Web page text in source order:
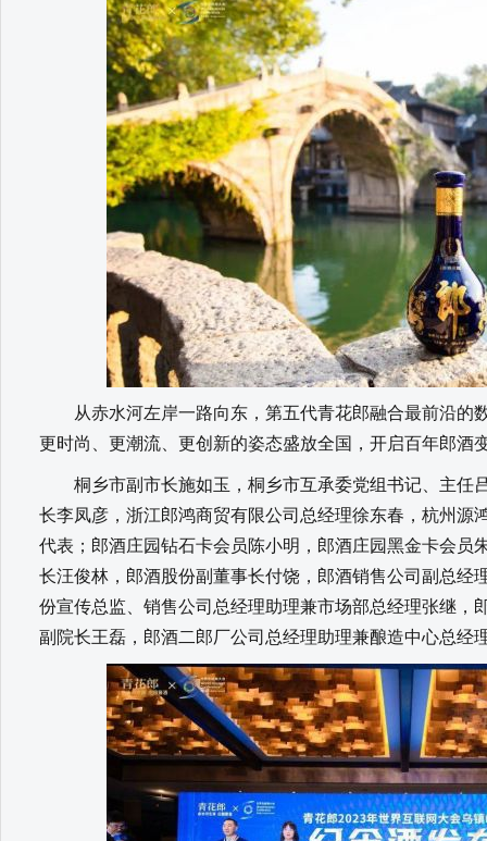
从赤水河左岸一路向东，第五代青花郎融合最前沿的
更时尚、更潮流、更创新的姿态盛放全国，开启百年郎酒
桐乡市副市长施如玉，桐乡市互承委党组书记、主任
长李凤彦，浙江郎鸿商贸有限公司总经理徐东春，杭州源
代表；郎酒庄园钻石卡会员陈小明，郎酒庄园黑金卡会员
长汪俊林，郎酒股份副董事长付饶，郎酒销售公司副总经
份宣传总监、销售公司总经理助理兼市场部总经理张继，
副院长王磊，郎酒二郎厂公司总经理助理兼酿造中心总经